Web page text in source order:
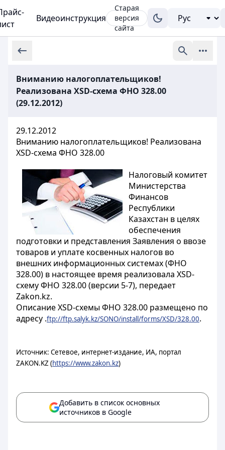
Видеоинструкция
Старая
версия
сайта
Вниманию налогоплательщиков!
Реализована XSD-схема ФНО 328.00
(29.12.2012)
29.12.2012
Вниманию налогоплательщиков! Реализована
XSD-схема ФНО 328.00
Налоговый комитет
Министерства
Финансов
Республики
Казахстан в целях
обеспечения
подготовки и представления Заявления о ввозе
товаров и уплате косвенных налогов во
внешних информационных системах (ФНО
328.00) в настоящее время реализовала XSD-
схему ФНО 328.00 (версии 5-7), передает
Zakon.kz.
Описание XSD-схемы ФНО 328.00 размещено по
адресу .ftp://ftp.salyk.kz/SONO/install/forms/XSD/328.00.
Источник: Сетевое, интернет-издание, ИА, портал
ZAKON.KZ (https://www.zakon.kz)
Добавить в список основных
источников в Google